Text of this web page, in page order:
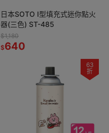
日本SOTO I型填充式迷你點火
器(三色) ST-485
$1,180
$640
63
折